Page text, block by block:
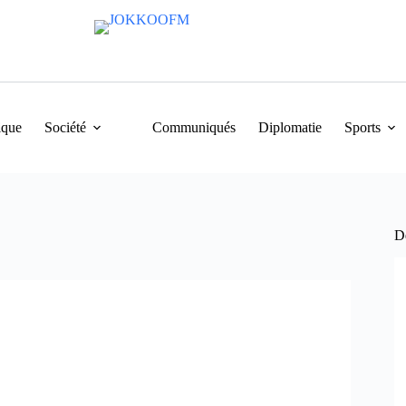
Société Communiqués Diplomatie Sports